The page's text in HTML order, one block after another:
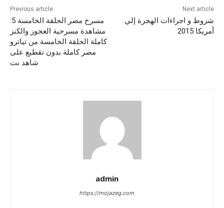
Previous article
مسرح مصر الحلقة الخامسة 5:
مشاهدة مسرحية العجوز والكنز
كاملة الحلقة الخامسة من تياترو
مصر كاملة بدون تقطيع على
شاهد نت
Next article
شروط و اجراءات الهجرة إلي
أمريكا 2015
admin
https://mojazeg.com